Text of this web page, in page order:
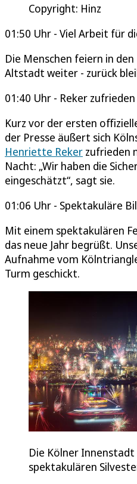
Copyright: Hinz
01:50 Uhr - Viel Arbeit für
Die Menschen feiern in
Altstadt weiter - zurück
01:40 Uhr - Reker zufrieden
Kurz vor der ersten
der Presse äußert sich
Henriette Reker zufrieden
Nacht: „Wir haben die
eingeschätzt“, sagt sie.
01:06 Uhr - Spektakuläre
Mit einem spektakulären
das neue Jahr begrüßt.
Aufnahme vom
Turm geschickt.
Die Kölner
spektakulären